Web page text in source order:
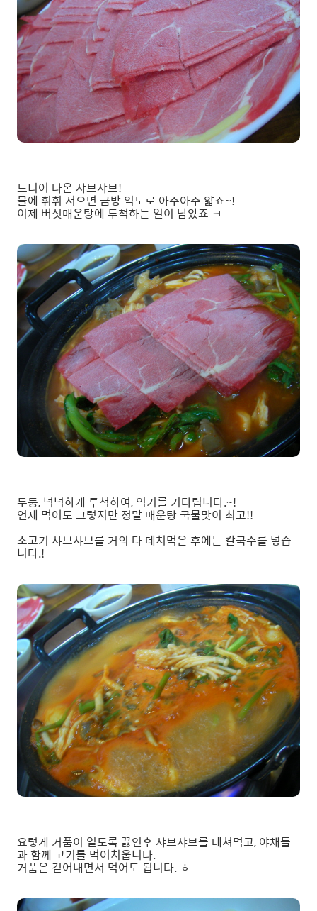
드디어 나온 샤브샤브!
물에 휘휘 저으면 금방 익도로 아주아주 얇죠~!
이제 버섯매운탕에 투척하는 일이 남았죠 ㅋ
두둥, 넉넉하게 투척하여, 익기를 기다립니다.~!
언제 먹어도 그렇지만 정말 매운탕 국물맛이 최고!!
소고기 샤브샤브를 거의 다 데쳐먹은 후에는 칼국수를 넣습
니다.!
요렇게 거품이 일도록 끓인후 샤브샤브를 데쳐먹고, 야채들
과 함께 고기를 먹어치웁니다.
거품은 걷어내면서 먹어도 됩니다. ㅎ